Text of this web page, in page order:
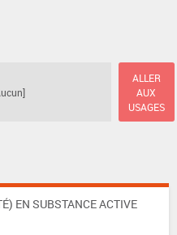
ALLER
AUX
USAGES
EN SUBSTANCE ACTIVE